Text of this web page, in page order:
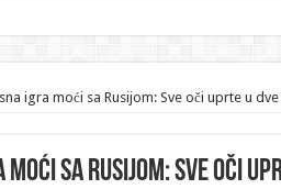
igra moći sa Rusijom: Sve oči uprte u
moći sa Rusijom: Sve oči